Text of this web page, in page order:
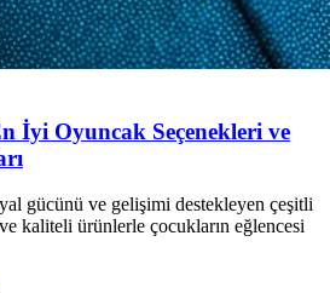
İyi Oyuncak Seçenekleri ve
gücünü ve gelişimi destekleyen çeşitli
kaliteli ürünlerle çocukların eğlencesi